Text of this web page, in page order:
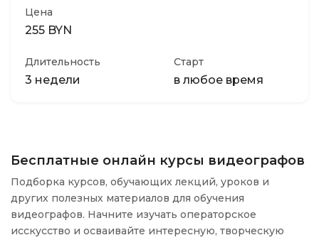
Цена
255 BYN
Длительность
3 недели
Старт
в любое время
Бесплатные онлайн курсы видеографов
Подборка курсов, обучающих лекций, уроков и
других полезных материалов для обучения
видеографов. Начните изучать операторское
исскусство и осваивайте интересную, творческую